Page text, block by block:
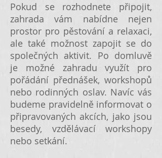
Pokud se rozhodnete připojit,
zahrada vám nabídne nejen
prostor pro pěstování a relaxaci,
ale také možnost zapojit se do
společných aktivit. Po domluvě
je možné zahradu využít pro
pořádání přednášek, workshopů
nebo rodinných oslav. Navíc vás
budeme pravidelně informovat o
připravovaných akcích, jako jsou
besedy, vzdělávací workshopy
nebo setkání.